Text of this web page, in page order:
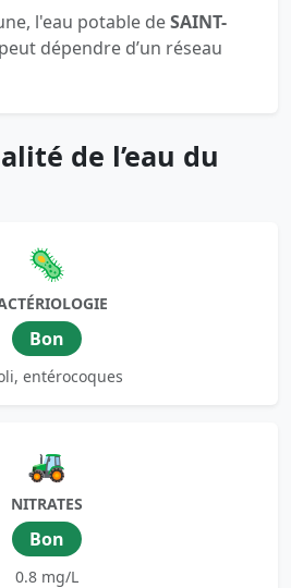
l'eau potable deSAINT-
peut dépendre d’un réseau
de l’eau du
🦠
Bon
entérocoques
🚜
NITRATES
Bon
0.8 mg/L